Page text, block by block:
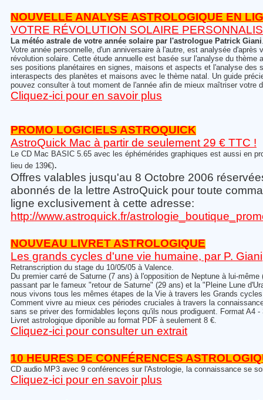
NOUVELLE ANALYSE ASTROLOGIQUE EN
VOTRE RÉVOLUTION SOLAIRE
La météo astrale de votre année solaire par l'astrologue Patrick Giani
Votre année personnelle, d'un anniversaire à l'autre, est analysée d'après
révolution solaire. Cette étude annuelle est basée sur l'analyse du thème
ses positions planétaires en signes, maisons et aspects et l'analyse des
interaspects des planètes et maisons avec le thème natal. Un guide
pouvez consulter à tout moment de l'année afin de mieux maîtriser votre
Cliquez-ici pour en savoir plus
PROMO LOGICIELS ASTROQUICK
AstroQuick Mac à partir de seulement 29 € TTC !
Le CD Mac BASIC 5.65 avec les éphémérides graphiques est aussi en
lieu de 139€).
Offres valables jusqu'au 8 Octobre 2006
abonnés de la lettre AstroQuick pour toute
ligne exclusivement à cette adresse:
http://www.astroquick.fr/
NOUVEAU LIVRET ASTROLOGIQUE
Les grands cycles d'une vie humaine, par P. Giani
Retranscription du stage du 10/05/05 à Valence.
Du premier carré de Saturne (7 ans) à l'opposition de Neptune à lui-même
passant par le fameux "retour de Saturne" (29 ans) et la "Pleine Lune
nous vivons tous les mêmes étapes de la Vie à travers les Grands
Comment vivre au mieux ces périodes cruciales à travers la
sans se priver des formidables leçons qu'ils nous prodiguent. Format A4 -
Livret astrologique diponible au format PDF à seulement 8 €.
Cliquez-ici pour consulter un extrait
10 HEURES DE CONFÉRENCES
CD audio MP3 avec 9 conférences sur l'Astrologie, la connaissance se
Cliquez-ici pour en savoir plus